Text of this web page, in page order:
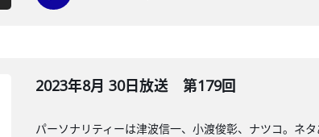
2023年8月 30日放送 第179回
パーソナリティーは津波信一、小渡俊彰、ナツコ。ネ